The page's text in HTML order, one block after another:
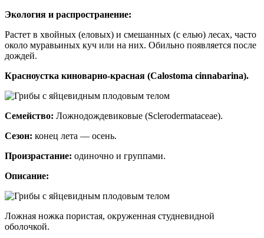
Экология и распространение:
Растет в хвойных (еловых) и смешанных (с елью) лесах, часто
около муравьиных куч или на них. Обильно появляется после
дождей.
Красноустка киноварно-красная (Calostoma cinnabarina).
Семейство: Ложнодождевиковые (Sclerodermataceae).
Сезон: конец лета — осень.
Произрастание: одиночно и группами.
Описание:
Ложная ножка пористая, окруженная студневидной
оболочкой.